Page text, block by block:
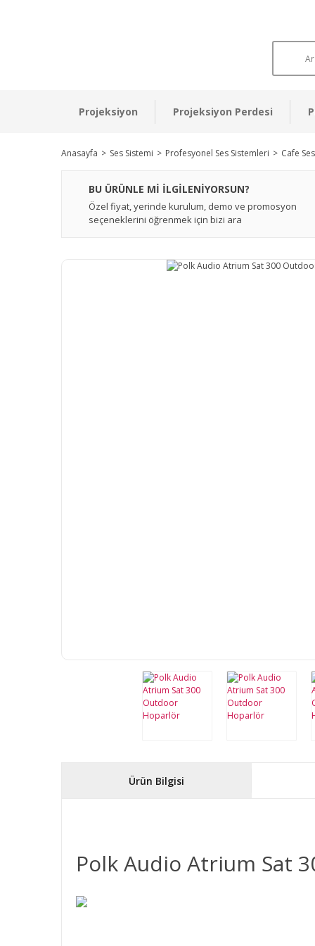
Projeksiyon Projeksiyon Perdesi
Anasayfa Ses Sistemi Profesyonel Ses Sistemleri Cafe
BU ÜRÜNLE Mİ İLGİLENİYORSUN?
Özel fiyat, yerinde kurulum, demo ve promosyon
seçeneklerini öğrenmek için bizi ara
Ürün Bilgisi
Polk Audio Atrium Sat